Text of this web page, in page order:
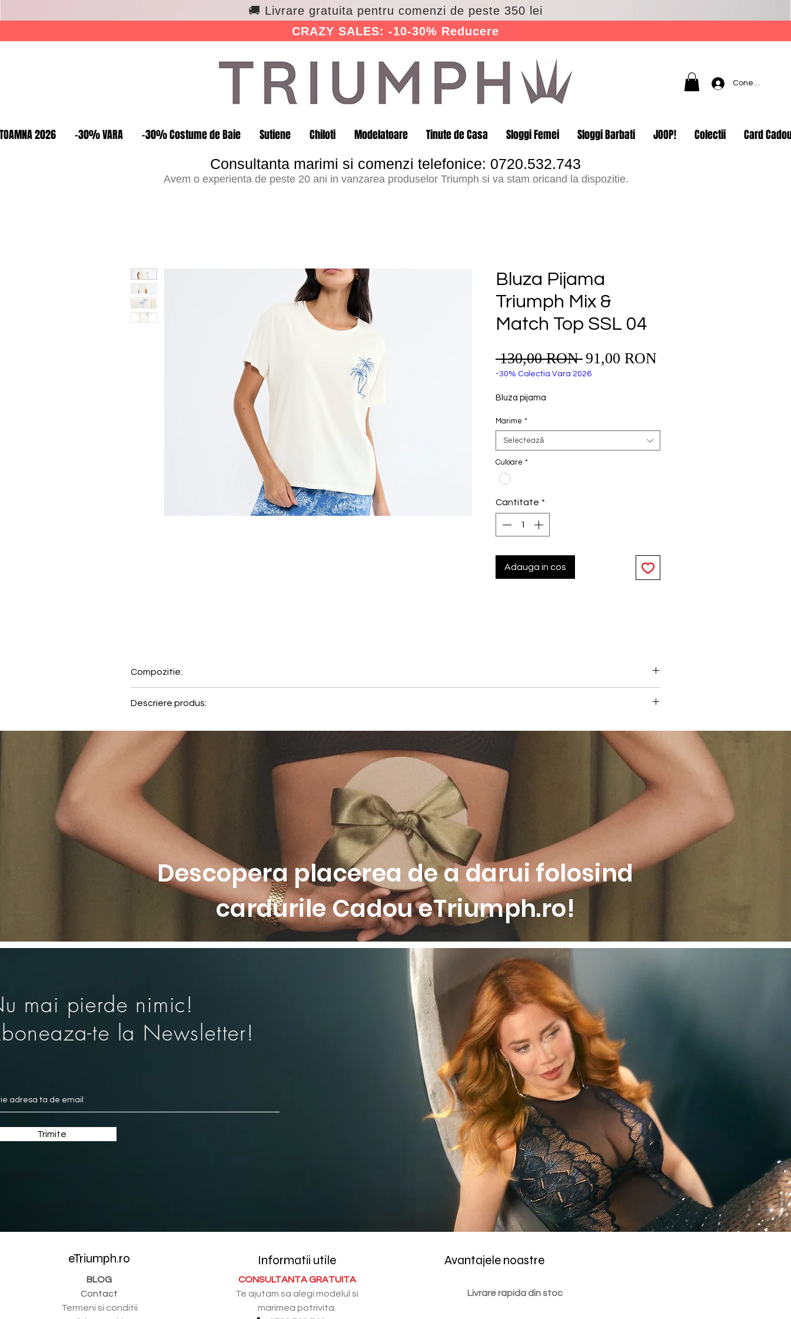
🚚 Livrare gratuita pentru comenzi de peste 350 lei
CRAZY SALES: -10-30% Reducere
Conectează-
TOAMNA 2026 -30% VARA -30% Costume de Baie Sutiene Chiloti Modelatoare Tinute de Casa Sloggi Femei Sloggi Barbati JOOP! Colectii Card
Consultanta marimi si comenzi telefonice: 0720.532.743
Avem o experienta de peste 20 ani in vanzarea produselor Triumph si va stam oricand la dispozitie.
Bluza Pijama
Triumph Mix &
Match Top SSL 04
130,00 RON Preț
normal
91,00 RONPreț
-30% Colectia Vara 2026
Bluza pijama
Marime *
Selectează
Culoare *
Cantitate *
Adauga in cos
Compozitie:
Descriere produs:
Aceste piese contemporane, gandite cu atentie, se adapteaza preferintelor tale personale, astfel incat tinutele de casa
sa reflecte stilul tau unic.
• Bluza de pijama cu maneca scurta
• Croiala confortabila, cu tiv rotunjit
• Realizata din jersey moale si respirabil
Descopera placerea de a darui folosind
cardurile Cadou eTriumph.ro!
mai pierde nimic!
te la Newsletter!
Trimite
eTriumph.ro
BLOG
Contact
Termeni si conditii
Informatii utile
CONSULTANTA GRATUITA
Te ajutam sa alegi modelul si
marimea potrivita.
Avantajele noastre
Livrare rapida din stoc